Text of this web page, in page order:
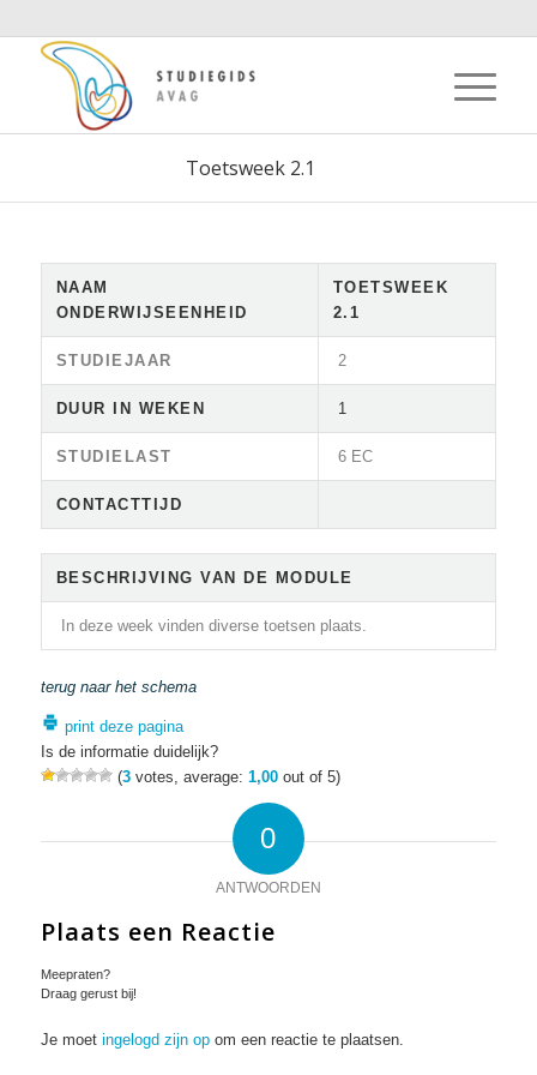
Toetsweek 2.1
NAAM
ONDERWIJSEENHEID
TOETSWEEK
2.1
STUDIEJAAR 2
DUUR IN WEKEN 1
STUDIELAST 6 EC
CONTACTTIJD
BESCHRIJVING VAN DE MODULE
In deze week vinden diverse toetsen plaats.
terug naar het schema
print deze pagina
Is de informatie duidelijk?
(3votes, average: 1,00out of 5)
0
ANTWOORDEN
Plaats een Reactie
Meepraten?
Draag gerust bij!
Je moet ingelogd zijn opom een reactie te plaatsen.